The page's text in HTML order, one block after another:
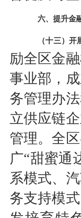
六、提升金
（十三）开
励全区金
事业部，
务管理办
立供应链
管理。全
广“甜蜜通
系模式、
务支持模